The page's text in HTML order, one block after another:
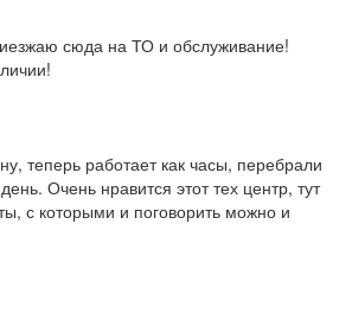
сюда на ТО и обслуживание!
теперь работает как часы, перебрали
Очень нравится этот тех центр, тут
с которыми и поговорить можно и